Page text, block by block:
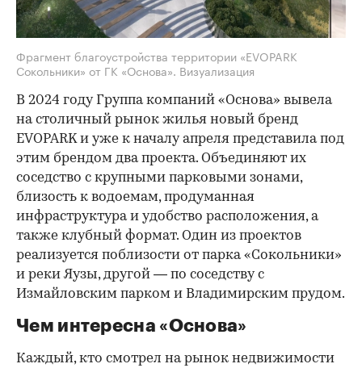
Фрагмент благоустройства территории «EVOPARK
Сокольники» от ГК «Основа». Визуализация
В 2024 году Группа компаний «Основа» вывела
на столичный рынок жилья новый бренд
EVOPARK и уже к началу апреля представила под
этим брендом два проекта. Объединяют их
соседство с крупными парковыми зонами,
близость к водоемам, продуманная
инфраструктура и удобство расположения, а
также клубный формат. Один из проектов
реализуется поблизости от парка «Сокольники»
и реки Яузы, другой — по соседству с
Измайловским парком и Владимирским прудом.
Чем интересна «Основа»
Каждый, кто смотрел на рынок недвижимости